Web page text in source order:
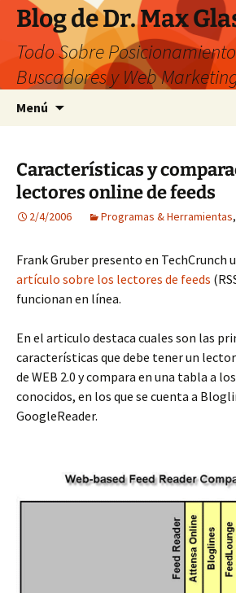
Saltar
contenido
Blog de Dr. Max
Todo Sobre
Buscadores y Web
Menú
Características y
lectores online de feeds
2/4/2006 Programas & Herramientas,
Frank Gruber presento en TechCrunch
artículo sobre los lectores de feeds
funcionan en línea.
En el articulo destaca cuales son las
características que debe tener un
de WEB 2.0 y compara en una tabla a
conocidos, en los que se cuenta a
GoogleReader.